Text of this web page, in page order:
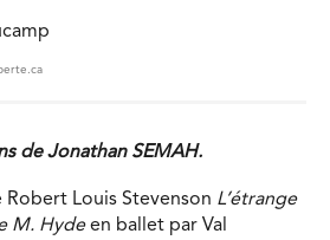
de Jonathan SEMAH.
Louis Stevenson L’étrange
M. Hydeen ballet par Val